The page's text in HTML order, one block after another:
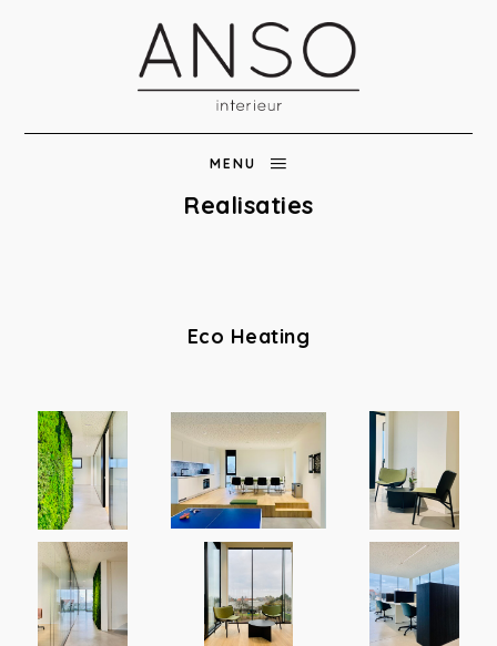
MENU
Realisaties
Eco Heating